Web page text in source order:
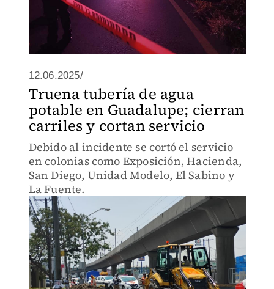
12.06.2025/
Truena tubería de agua
potable en Guadalupe; cierran
carriles y cortan servicio
Debido al incidente se cortó el servicio
en colonias como Exposición, Hacienda,
San Diego, Unidad Modelo, El Sabino y
La Fuente.